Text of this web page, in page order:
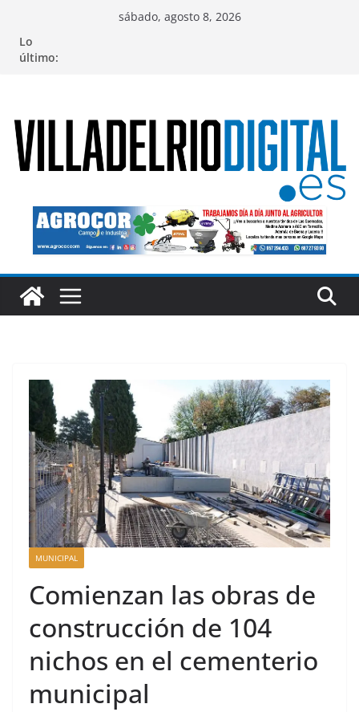
contenido
sábado, agosto 8, 2026
Lo
último:
MUNICIPAL
Comienzan las obras de
construcción de 104
nichos en el cementerio
municipal